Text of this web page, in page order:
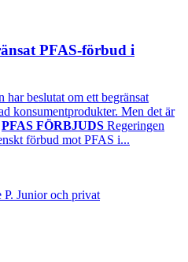
PFAS-förbud i
har beslutat om ett begränsat
konsumentprodukter. Men det är
PFAS FÖRBJUDS Regeringen
förbud mot PFAS i...
Junior och privat